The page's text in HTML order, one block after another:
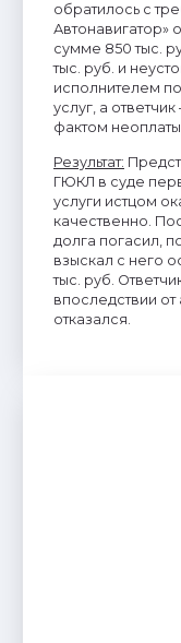
обратилось с
Автонавигатор»
сумме 850 тыс.
тыс. руб. и
исполнителем
услуг, а
фактом
Результат:
ГЮКЛ в суде
услуги истцом
качественно.
долга погасил,
взыскал с него
тыс. руб.
впоследствии
отказался.